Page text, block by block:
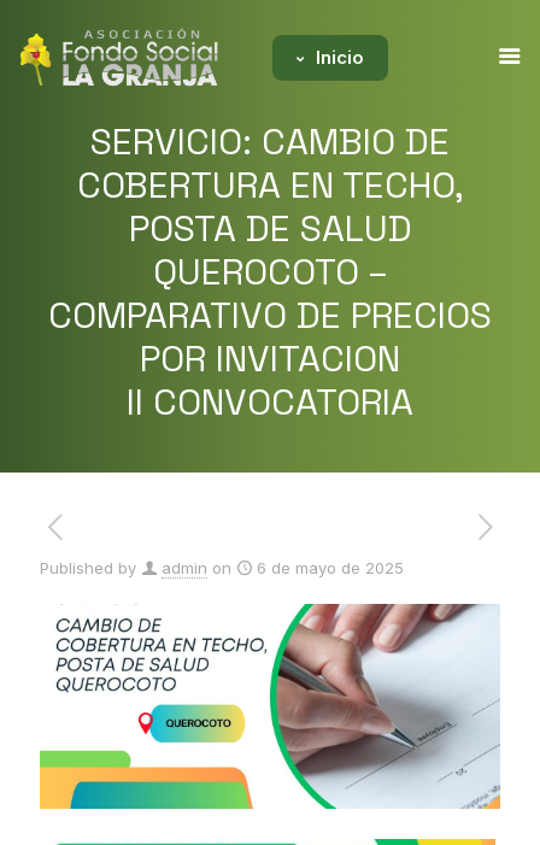
Inicio
SERVICIO: CAMBIO DE
COBERTURA EN TECHO,
POSTA DE SALUD
QUEROCOTO –
COMPARATIVO DE PRECIOS
POR INVITACION
II CONVOCATORIA
Published by admin on 6 de mayo de 2025